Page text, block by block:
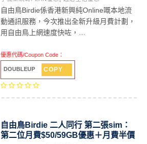
自由鳥Birdie係香港新興純Online嘅本地流
動通訊服務，今次推出全新升級月費計劃，
用自由鳥上網速度快咗，…
優惠代碼/Coupon Code：
DOUBLEUP COPY
自由鳥Birdie 二人同行 第二張sim：
第二位月費$50/59GB優惠＋月費半價